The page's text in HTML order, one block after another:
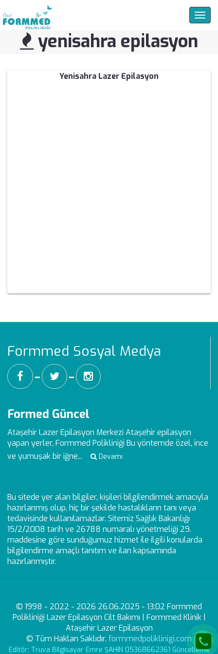
yenisahra epilasyon
Yenisahra Lazer Epilasyon
Formmed Sosyal Medya
━ ━
Formed Güncel
Ataşehir Lazer Epilasyon Merkezi Ataşehir epilasyon
yapan yerler, Formmed Polikliniği Bu yöntemde özel, ince
ve yumuşak bir iğne...
Devamı
Bu sitede yer alan bilgiler, kişileri bilgilendirmek amacıyla
hazırlanmış olup, hiç bir şekilde hastalıkların tanı veya
tedavisinde kullanılamazlar. Sitemiz Sağlık Bakanlığı
15/2/2008 tarih ve 26788 numaralı yönetmeliği 29.
maddesine göre sunduğumuz hizmet ile ilgili konularda
bilgilendirme amaçlı tanıtım ve ilan kapsamında
hazırlanmıştır.
© 1998 - 2022 - 2026 26.06.2025 - 13:02 Formmed
Polikliniği Lazer Epilasyon Cilt Bakımı | Formmed Klinik |
Ataşehir Lazer Epilasyon
© Tüm Hakları Saklıdır. formmedpoliklinigi.com
Editör: Truva Bilgisayar Emre ŞAHİN 05368662361 Güncelleme